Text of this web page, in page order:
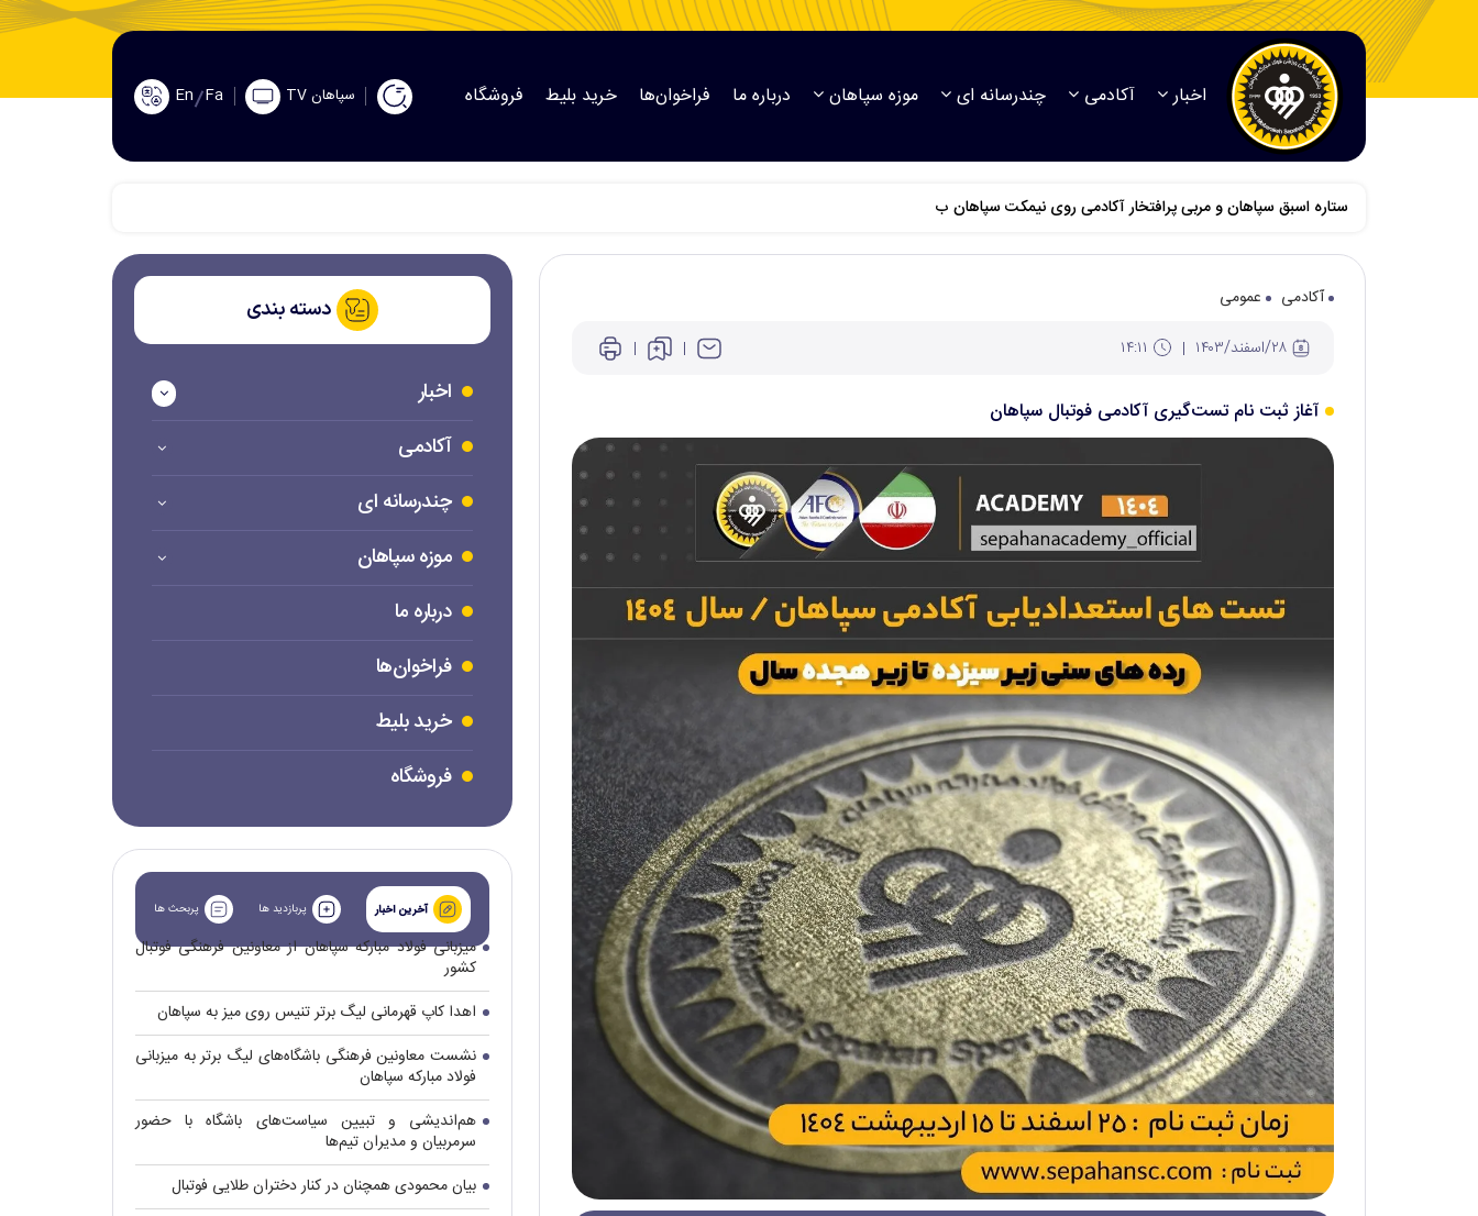
اخبار آکادمی چندرسانه ای موزه سپاهان درباره ما فراخوان‌ها خرید بلیط فروشگاه سپاهان TV Fa
En
ستاره اسبق سپاهان و مربی پرافتخار آکادمی روی نیمکت سپاهان ب
آکادمی
عمومی
آغاز ثبت نام تست‌گیری آکادمی فوتبال سپاهان
دسته بندی
اخبار
آکادمی
چندرسانه ای
موزه سپاهان
درباره ما
فراخوان‌ها
خرید بلیط
فروشگاه
آخرین اخبار پربازدید ها پربحث ها
میزبانی فولاد مبارکه سپاهان از معاونین فرهنگی فوتبال
کشور
اهدا کاپ قهرمانی لیگ برتر تنیس روی میز به سپاهان
نشست معاونین فرهنگی باشگاه‌های لیگ برتر به میزبانی
فولاد مبارکه سپاهان
هم‌اندیشی و تبیین سیاست‌های باشگاه با حضور
سرمربیان و مدیران تیم‌ها
بیان محمودی همچنان در کنار دختران طلایی فوتبال